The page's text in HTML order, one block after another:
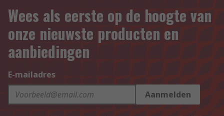
Wees als eerste op de hoogte van
onze nieuwste producten en
aanbiedingen
E-mailadres
Aanmelden